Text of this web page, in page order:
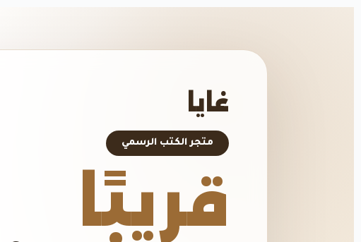
غايا
متجر الكتب الرسمي
قريبًا